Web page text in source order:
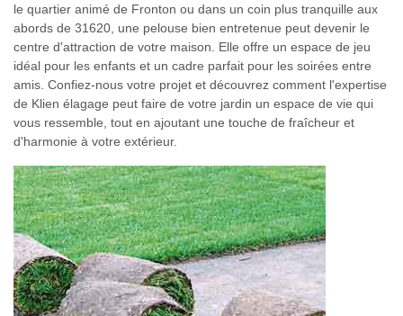
le quartier animé de Fronton ou dans un coin plus tranquille aux
abords de 31620, une pelouse bien entretenue peut devenir le
centre d'attraction de votre maison. Elle offre un espace de jeu
idéal pour les enfants et un cadre parfait pour les soirées entre
amis. Confiez-nous votre projet et découvrez comment l'expertise
de Klien élagage peut faire de votre jardin un espace de vie qui
vous ressemble, tout en ajoutant une touche de fraîcheur et
d'harmonie à votre extérieur.